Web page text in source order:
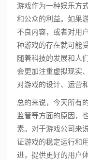
游戏作为一种娱乐方
和公众的利益。如果
不良内容，或者对用
种游戏的存在就可能
随着科技的发展和人
会更加注重虚拟现实
对游戏的设计、运营
总的来说，今天所有
监管等方面的原因，
素。对于游戏公司来
证游戏的稳定运行和
进，提供更好的用户